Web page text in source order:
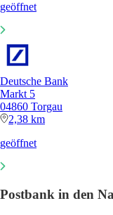
geöffnet
Deutsche Bank
Markt 5
04860 Torgau
2,38 km
geöffnet
Postbank in den